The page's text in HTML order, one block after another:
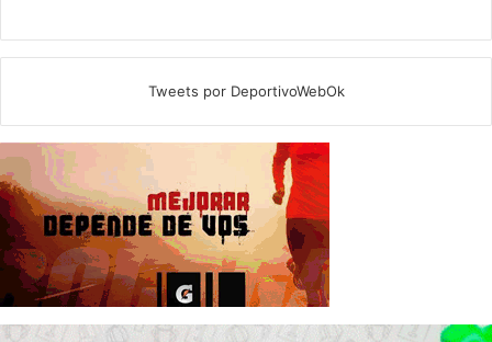
Tweets por DeportivoWebOk